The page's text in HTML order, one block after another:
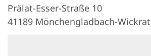
Prälat-Esser-Straße 10
41189 Mönchengladbach-